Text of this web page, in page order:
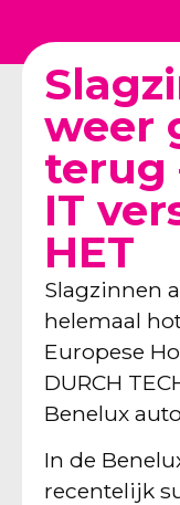
weer
terug
IT
HET
Slagzinnen
helemaal
Europese
DURCH
Benelux
In de
recentelijk